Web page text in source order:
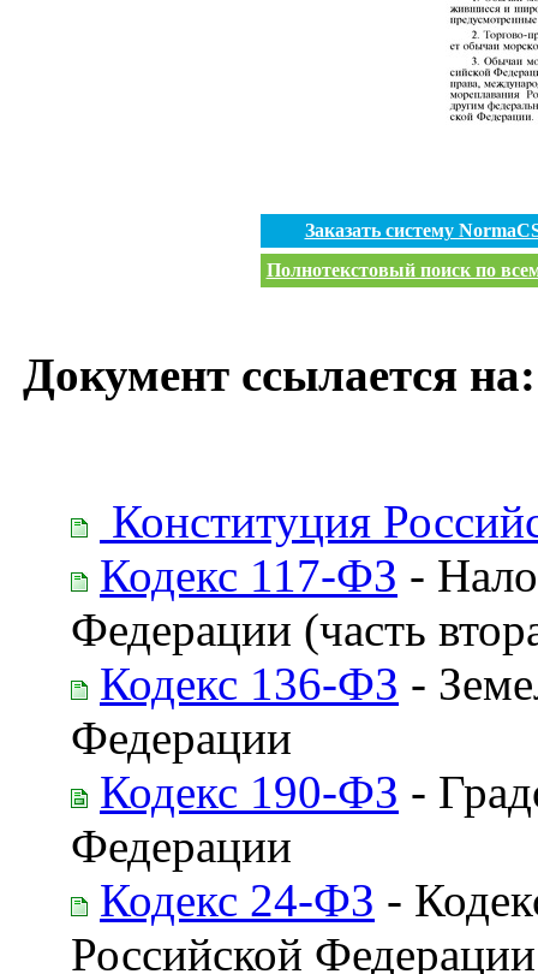
Заказать систему
Полнотекстовый поиск по
Документ ссылается на:
Конституция
Кодекс 117-ФЗ -
Федерации (часть
Кодекс 136-ФЗ -
Федерации
Кодекс 190-ФЗ -
Федерации
Кодекс 24-ФЗ -
Российской Федерации